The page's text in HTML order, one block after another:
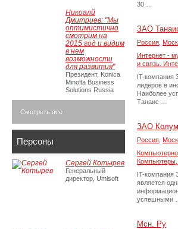
30 …
ЗАО
Россия
Интернет -
и связь.
IT-компания
лидеров в
Наиболее
Танаис …
ЗАО
Россия
Компьютеры,
IT-компания
является
успешными …
Мсн. Ру
Никоалй
Дмитриев: "Мы
оптимистично
смотрим на
2015 год и видим
в нем
возможности
для развития"
Президент, Konica
Minolta Business
Solutions Russia
Смотреть все
Персоны
Сергей Котырев
Генеральный
директор, Umisoft